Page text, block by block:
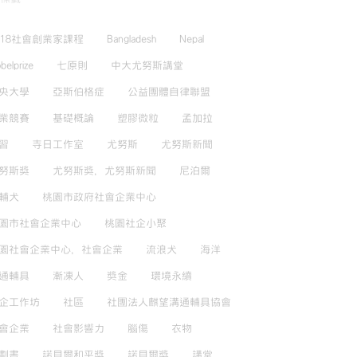
社會創業家課程 Bangladesh Nepal
七原則 中大尤努斯講堂
大學 亞斯伯格症 公益團體自律聯盟
競賽 基礎概論 塑膠微粒 孟加拉
寺日工作室 尤努斯 尤努斯新聞
斯獎 尤努斯獎，尤努斯新聞 尼泊爾
犬 桃園市政府社會企業中心
市社會企業中心 桃園社企小聚
社會企業中心，社會企業 流浪犬 海洋
輔具 漸凍人 獎金 環境永續
工作坊 社區 社團法人麒望溝通輔具協會
企業 社會影響力 腦傷 衣物
書 諾貝爾和平獎 諾貝爾獎 講堂